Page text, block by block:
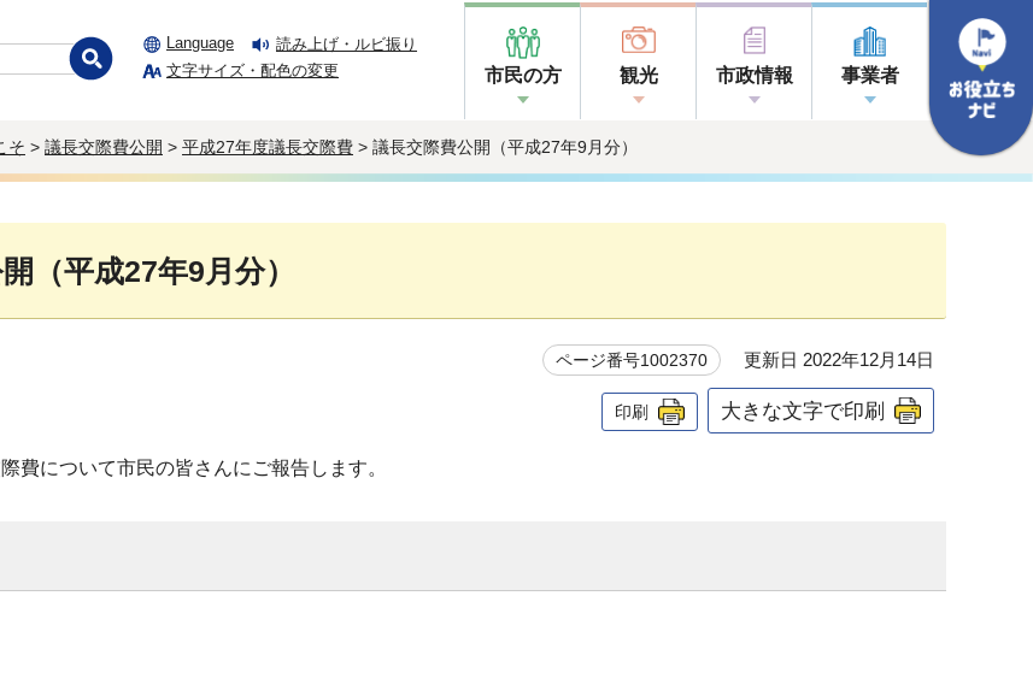
Language
読み上げ・ルビ振り
文字サイズ・配色の変更
市民の方 観光 市政情報 事業者
そ > 議長交際費公開 > 平成27年度議長交際費 > 議長交際費公開（平成27年9月分）
（平成27年9月分）
ページ番号1002370 更新日 2022年12月14日
印刷 大きな文字で印刷
費について市民の皆さんにご報告します。